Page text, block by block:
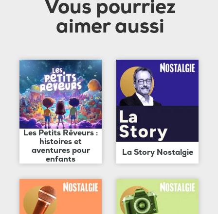
Vous pourriez
aimer aussi
Les Petits Rêveurs :
histoires et
aventures pour
enfants
La Story Nostalgie